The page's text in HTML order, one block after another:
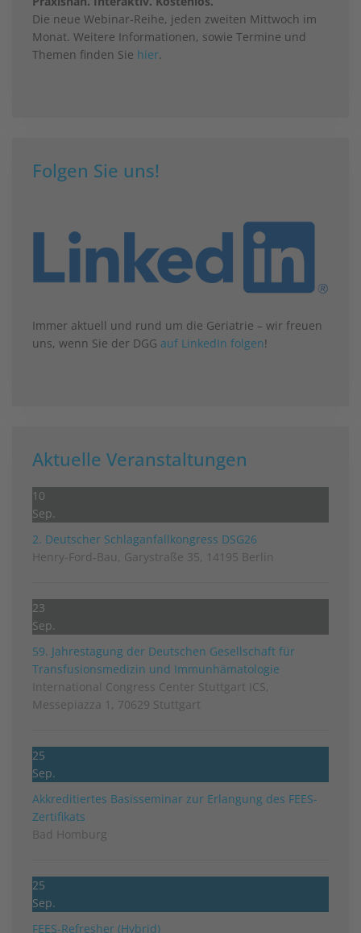
Die neue Webinar-Reihe, jeden zweiten Mittwoch im
Monat. Weitere Informationen, sowie Termine und
Themen finden Sie hier.
Folgen Sie uns!
Immer aktuell und rund um die Geriatrie – wir freuen
uns, wenn Sie der DGG auf LinkedIn folgen!
Aktuelle Veranstaltungen
10
Sep.
2. Deutscher Schlag­anfall­kongress DSG26
Henry-Ford-Bau, Garystraße 35, 14195 Berlin
23
Sep.
59. Jahrestagung der Deutschen Gesellschaft für
Transfusionsmedizin und Immunhämatologie
International Congress Center Stuttgart ICS,
Messepiazza 1, 70629 Stuttgart
25
Sep.
Akkreditiertes Basisseminar zur Erlangung des FEES-
Zertifikats
Bad Homburg
25
Sep.
FEES-Refresher (Hybrid)